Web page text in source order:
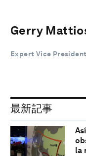
Gerry
Expert Vice
最新記事
la